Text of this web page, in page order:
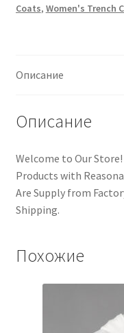
Coats, Women's Trench
Описание
Описание
Welcome to Our
Products with
Are Supply from
Shipping.
Похожие